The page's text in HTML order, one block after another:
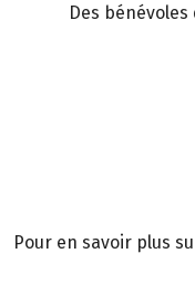
Des
Pour en savoir plus